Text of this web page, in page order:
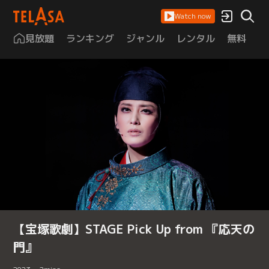
Watch now
見放題 ランキング ジャンル レンタル 無料
【宝塚歌劇】STAGE Pick Up from 『応天の
門』